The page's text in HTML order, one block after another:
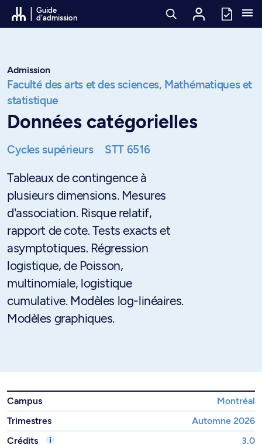
Passer au contenu
Guide
d'admission
Admission
Faculté des arts et des sciences, Mathématiques et
statistique
Données catégorielles
Cycles supérieurs STT 6516
Tableaux de contingence à
plusieurs dimensions. Mesures
d'association. Risque relatif,
rapport de cote. Tests exacts et
asymptotiques. Régression
logistique, de Poisson,
multinomiale, logistique
cumulative. Modèles log-linéaires.
Modèles graphiques.
Campus
Montréal
Trimestres
Automne 2026
Crédits
3.0